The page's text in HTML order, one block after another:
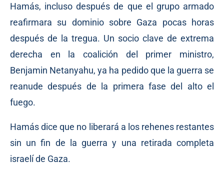
Hamás, incluso después de que el grupo armado
reafirmara su dominio sobre Gaza pocas horas
después de la tregua. Un socio clave de extrema
derecha en la coalición del primer ministro,
Benjamin Netanyahu, ya ha pedido que la guerra se
reanude después de la primera fase del alto el
fuego.
Hamás dice que no liberará a los rehenes restantes
sin un fin de la guerra y una retirada completa
israelí de Gaza.